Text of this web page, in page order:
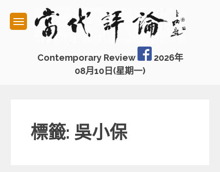
content
Contemporary Review
2026年
08月10日(星期一)
標籤: 吳小保